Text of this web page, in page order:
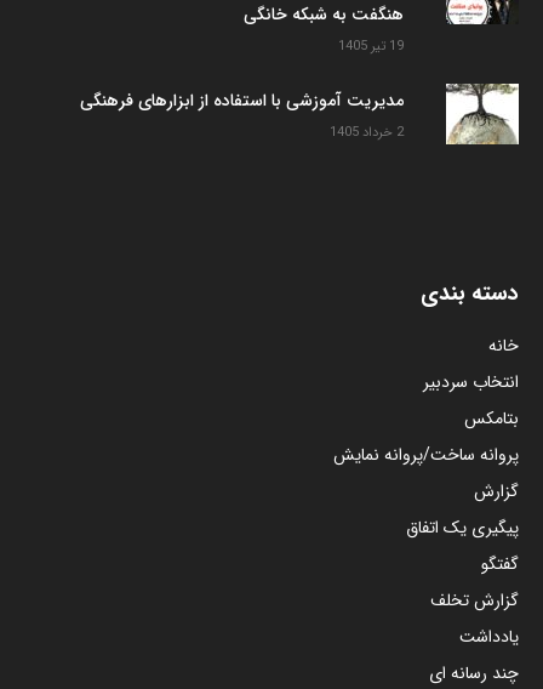
هنگفت به شبکه خانگی
19 تیر 1405
مدیریت آموزشی با استفاده از ابزارهای فرهنگی
2 خرداد 1405
دسته بندی
خانه
انتخاب سردبیر
بتامکس
پروانه ساخت/پروانه نمایش
گزارش
پیگیری یک اتفاق
گفتگو
گزارش تخلف
یادداشت
چند رسانه ای